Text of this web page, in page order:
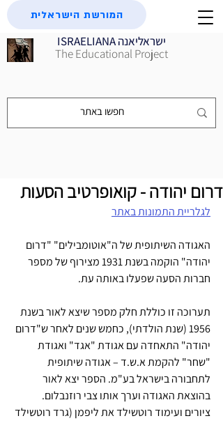
ISRAELIANA ישראליאנה
The Educational Project
המורשת הישראלית
דרום יהודה - קואופרטיב הסעות
לגלריית התמונות באתר
האגודה השיתופית של ה"אוטומבילים" "דרום
יהודה" הוקמה בשנת 1931 מצירוף של מספר
חברות הסעה שפעלו באותה עת.
תערוכה זו כוללת חלק מספר שיצא לאור בשנת
1956 (שנת הולדתי), כחמש שנים לאחר ש"דרום
יהודה" התאחדה עם אגודת "אגד" ואגודת
"שחר" להקמת א.ש.ד – אגודה שיתופית
לתחבורה בישראל בע"מ. הספר יצא לאור
בהוצאת האגודה וערך אותו צבי רוזנבלום.
ציורים ועימוד רוטשילד את ליפמן (גרד רוטשילד